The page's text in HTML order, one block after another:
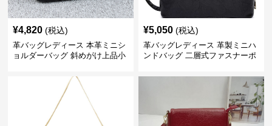
¥4,820 (税込)
革バッグレディース 本革ミニシ
ョルダーバッグ 斜めがけ上品小
¥5,050 (税込)
革バッグレディース 革製ミニハ
ンドバッグ 二層式ファスナーポ